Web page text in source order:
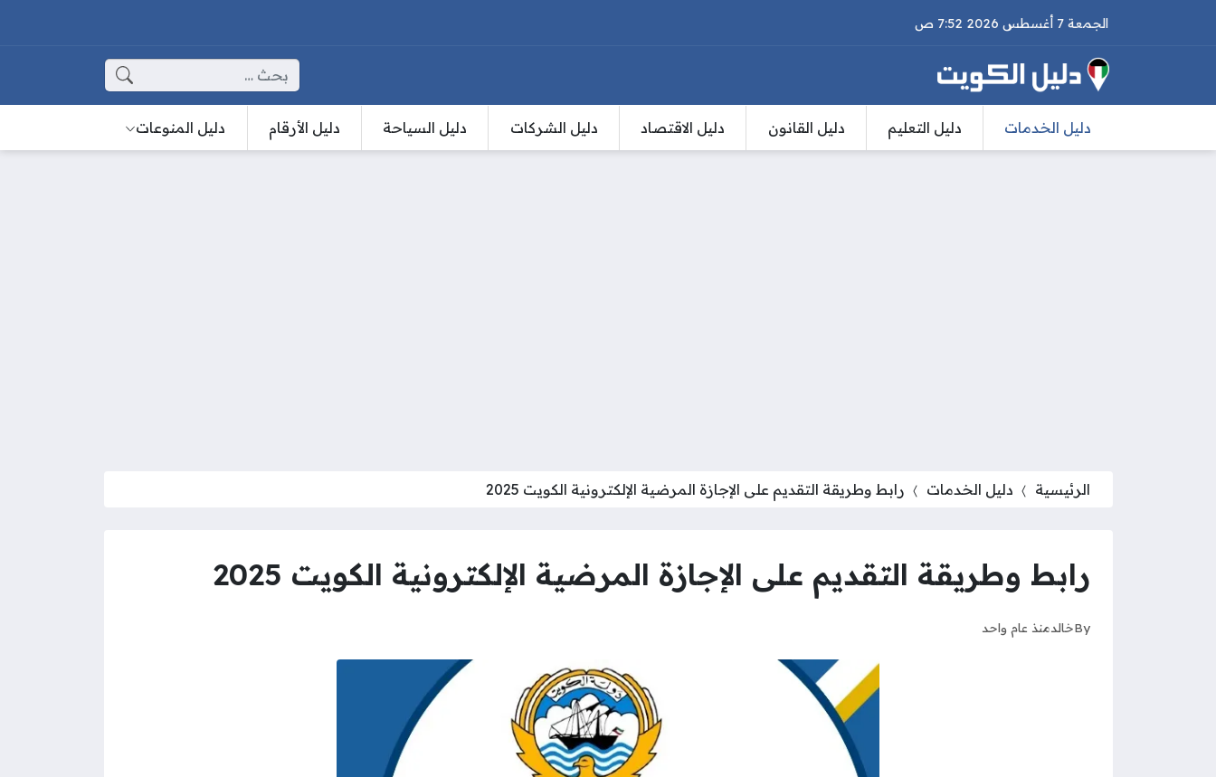
الجمعة 7 أغسطس 2026 7:52 ص
البحث عن:
دليل الخدمات دليل التعليم دليل القانون دليل الاقتصاد دليل الشركات دليل السياحة دليل الأرقام دليل المنوعات
الرئيسية دليل الخدمات رابط وطريقة التقديم على الإجازة المرضية الإلكترونية الكويت 2025
رابط وطريقة التقديم على الإجازة المرضية الإلكترونية الكويت 2025
Byخالدمنذ عام واحد